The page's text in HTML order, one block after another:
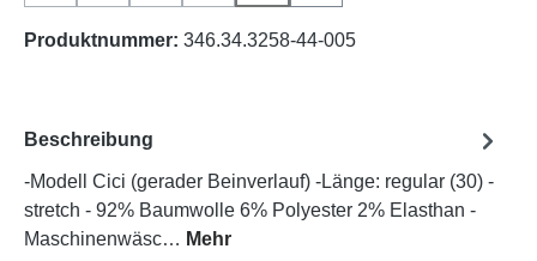
Produktnummer: 346.34.3258-44-005
Beschreibung
-Modell Cici (gerader Beinverlauf) -Länge: regular (30) -
stretch - 92% Baumwolle 6% Polyester 2% Elasthan -
Maschinenwäsc… Mehr